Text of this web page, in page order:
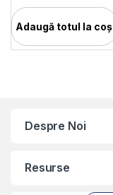
Adaugă totul la coș
Despre Noi
Resurse